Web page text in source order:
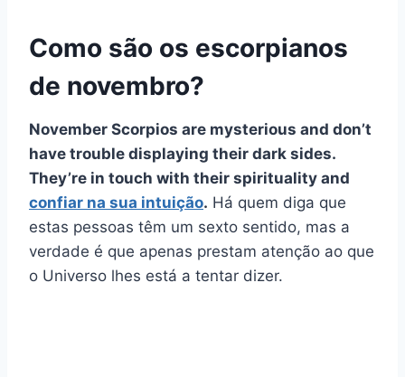
Como são os escorpianos
de novembro?
November Scorpios are mysterious and don’t
have trouble displaying their dark sides.
They’re in touch with their spirituality and
confiar na sua intuição. Há quem diga que
estas pessoas têm um sexto sentido, mas a
verdade é que apenas prestam atenção ao que
o Universo lhes está a tentar dizer.